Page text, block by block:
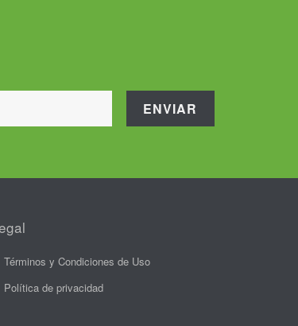
Términos y Condiciones de Uso
Política de privacidad